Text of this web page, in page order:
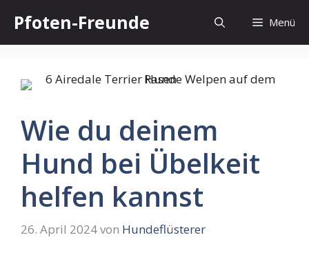
Inhalt
springen
Pfoten-Freunde Menü
Wie du deinem
Hund bei Übelkeit
helfen kannst
26. April 2024von Hundeflüsterer